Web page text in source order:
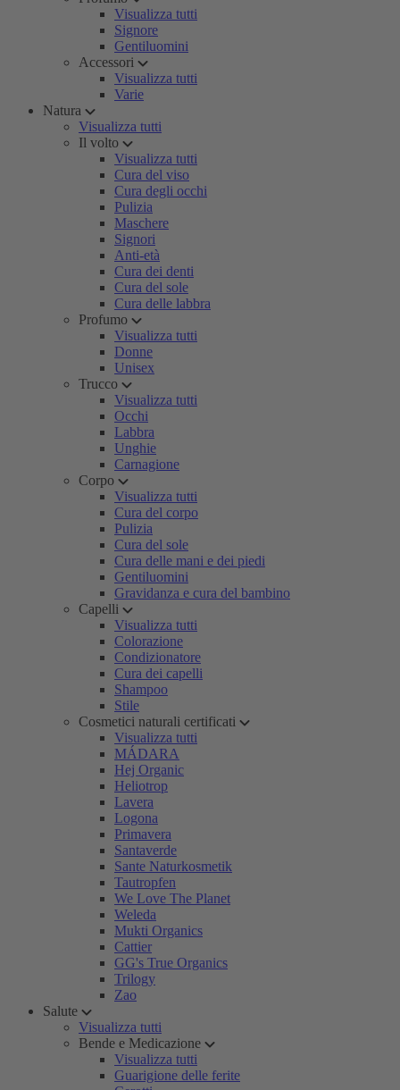
Visualizza tutti
Signore
Gentiluomini
Accessori
Visualizza tutti
Varie
Natura
Visualizza tutti
Il volto
Visualizza tutti
Cura del viso
Cura degli occhi
Pulizia
Maschere
Signori
Anti-età
Cura dei denti
Cura del sole
Cura delle labbra
Profumo
Visualizza tutti
Donne
Unisex
Trucco
Visualizza tutti
Occhi
Labbra
Unghie
Carnagione
Corpo
Visualizza tutti
Cura del corpo
Pulizia
Cura del sole
Cura delle mani e dei piedi
Gentiluomini
Gravidanza e cura del bambino
Capelli
Visualizza tutti
Colorazione
Condizionatore
Cura dei capelli
Shampoo
Stile
Cosmetici naturali certificati
Visualizza tutti
MÁDARA
Hej Organic
Heliotrop
Lavera
Logona
Primavera
Santaverde
Sante Naturkosmetik
Tautropfen
We Love The Planet
Weleda
Mukti Organics
Cattier
GG's True Organics
Trilogy
Zao
Salute
Visualizza tutti
Bende e Medicazione
Visualizza tutti
Guarigione delle ferite